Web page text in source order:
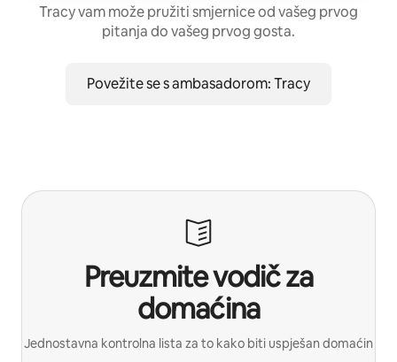
Tracy vam može pružiti smjernice od vašeg prvog
pitanja do vašeg prvog gosta.
Povežite se s ambasadorom: Tracy
Preuzmite vodič za
domaćina
Jednostavna kontrolna lista za to kako biti uspješan domaćin